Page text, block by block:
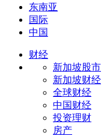
东南亚
国际
中国
财经
新加坡股市
新加坡财经
全球财经
中国财经
投资理财
房产